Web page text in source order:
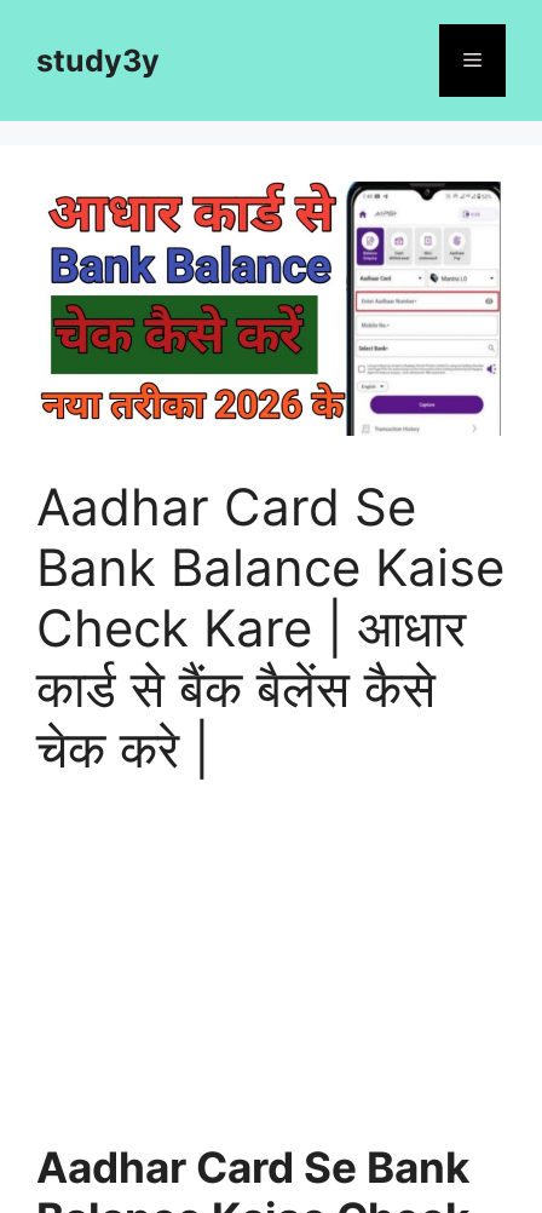
contentstudy3y Menu
Aadhar Card Se
Bank Balance Kaise
Check Kare | आधार
कार्ड से बैंक बैलेंस कैसे
चेक करे |
Aadhar Card Se Bank